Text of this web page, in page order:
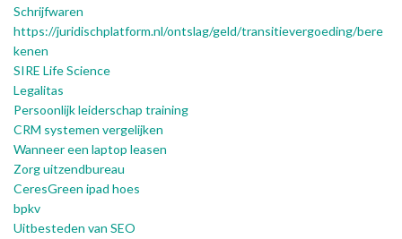
Schrijfwaren
https://juridischplatform.nl/ontslag/geld/transitievergoeding/bere
kenen
SIRE Life Science
Legalitas
Persoonlijk leiderschap training
CRM systemen vergelijken
Wanneer een laptop leasen
Zorg uitzendbureau
CeresGreen ipad hoes
bpkv
Uitbesteden van SEO